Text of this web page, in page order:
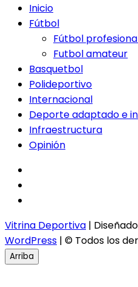
Inicio
Fútbol
Fútbol
Futbol amateur
Basquetbol
Polideportivo
Internacional
Deporte adaptado e
Infraestructura
Opinión
Vitrina Deportiva |
WordPress | © Todos los
Arriba